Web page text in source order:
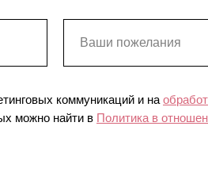
коммуникаций и на
можно найти в Политика в